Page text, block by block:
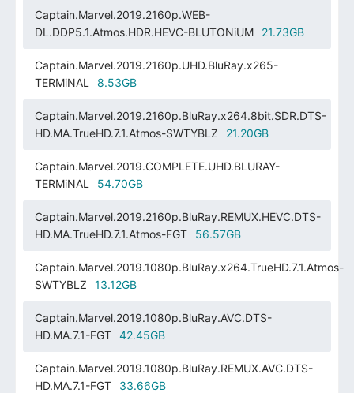
Captain.Marvel.2019.2160p.WEB-
DL.DDP5.1.Atmos.HDR.HEVC-BLUTONiUM
21.73GB
Captain.Marvel.2019.2160p.UHD.BluRay.x265-
TERMiNAL
8.53GB
Captain.Marvel.2019.2160p.BluRay.x264.8bit.SDR.DTS-
HD.MA.TrueHD.7.1.Atmos-SWTYBLZ
21.20GB
Captain.Marvel.2019.COMPLETE.UHD.BLURAY-
TERMiNAL
54.70GB
Captain.Marvel.2019.2160p.BluRay.REMUX.HEVC.DTS-
HD.MA.TrueHD.7.1.Atmos-FGT
56.57GB
Captain.Marvel.2019.1080p.BluRay.x264.TrueHD.7.1.Atmos-
SWTYBLZ
13.12GB
Captain.Marvel.2019.1080p.BluRay.AVC.DTS-
HD.MA.7.1-FGT
42.45GB
Captain.Marvel.2019.1080p.BluRay.REMUX.AVC.DTS-
HD.MA.7.1-FGT
33.66GB